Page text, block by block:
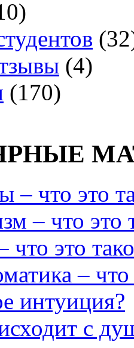
(4)
(170)
– что это
– что это
что это
– что
интуиция?
с